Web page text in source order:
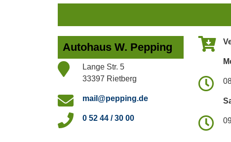
Autohaus W. Pepping
Lange Str. 5
33397 Rietberg
mail@pepping.de
0 52 44 / 30 00